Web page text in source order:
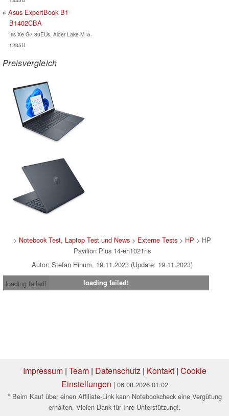
Asus ExpertBook B1
B1402CBA
Iris Xe G7 80EUs, Alder Lake-M i5-
1235U
Preisvergleich
> Notebook Test, Laptop Test und News> Externe Tests> HP > HP
Pavilion Plus 14-eh1021ns
Autor: Stefan Hinum, 19.11.2023 (Update: 19.11.2023)
loading failed!
loading failed!
Impressum| Team| Datenschutz | Kontakt| Cookie
Einstellungen | 06.08.2026 01:02
* Beim Kauf über einen Affiliate-Link kann Notebookcheck eine Vergütung
erhalten. Vielen Dank für Ihre Unterstützung!.